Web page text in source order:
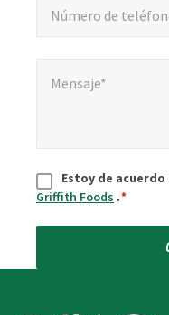
Número de
Mensaje*
AceptarEstoy de acuerdo
Griffith Foods .*